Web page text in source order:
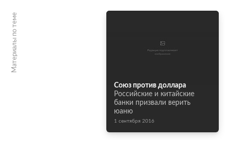
Материалы по теме
Союз против доллара
Российские и китайские
банки призвали верить
юаню
1 сентября 2016